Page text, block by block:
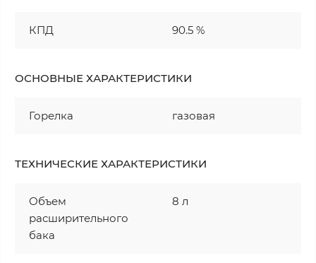
КПД 90.5 %
ОСНОВНЫЕ ХАРАКТЕРИСТИКИ
Горелка газовая
ТЕХНИЧЕСКИЕ ХАРАКТЕРИСТИКИ
Объем
расширительного
бака
8 л